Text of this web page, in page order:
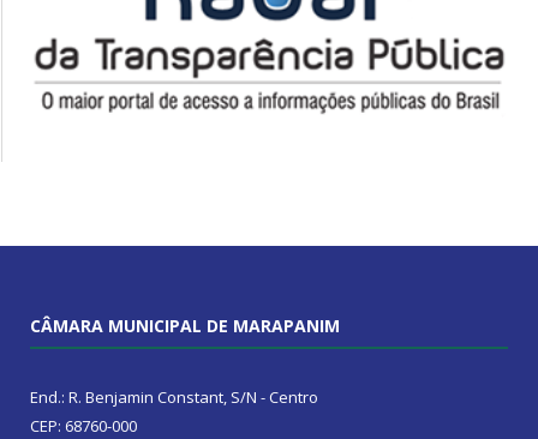
CÂMARA MUNICIPAL DE MARAPANIM
End.: R. Benjamin Constant, S/N - Centro
CEP: 68760-000